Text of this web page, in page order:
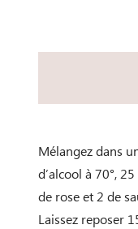
Mélangez dans
d’alcool à 70°,
de rose et 2 de
Laissez reposer